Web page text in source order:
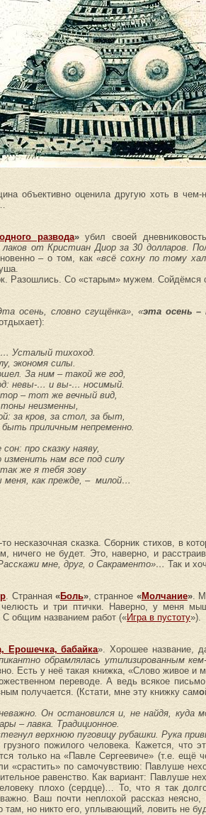
объективно оценила другую хоть в чем-
развода»убил своей
от Кристиан Диор за 30 долларов.
– о том, как«всё сохну по тому
Разошлись. Со «старым» мужем. Сойдёмся
осень, словно сгущёнка», «эта осень –
Усталый тихоход.
экономя силы.
За ним – такой же год,
невы-… и вы-… носимый.
– тот же вечный вид,
неизменны,
за кров, за стол, за быт,
приличным непременно.
про сказку наяву,
нам все под силу
же я тебя зову
меня, как прежде, – милой…
несказочная сказка. Сборник стихов, в
ничего не будет. Это, наверно, и
мне, друг, о Сакраменто»… Так и
. Странная «Боль», странное «Молчание».
и три птички. Наверно, у меня
общим названием работ («Игра в пустоту»).
Ерошечка, бабайка». Хорошее название,
обрамлялась утилизированным
Есть у неё такая книжка, «Слово живое и
переводе. А ведь всякое
получается. (Кстати, мне эту книжку само
Он остановился и, не найдя,
– лавка. Традиционное.
верхнюю пуговицу рубашки. Рука
пожилого человека. Кажется, что
только на «Павле Сергеевиче» (т.е. ещё
по самочувствию: Павлуше
равенство. Как вариант: Павлуше
плохо (сердце)… То, что я так
Ваш почти неплохой рассказ неясно,
но никто его, уплывающий, ловить не